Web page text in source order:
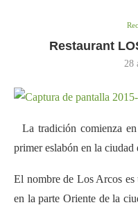
Restaurant
28
La tradición comienza
primer eslabón en la ciudad
El nombre de Los Arcos es
en la parte Oriente de la